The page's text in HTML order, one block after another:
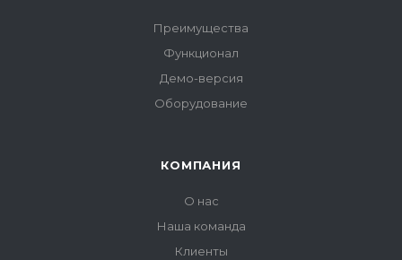
Преимущества
Функционал
Демо-версия
Оборудование
КОМПАНИЯ
О нас
Наша команда
Клиенты